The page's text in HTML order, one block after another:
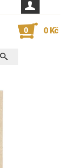
0 0 Kč